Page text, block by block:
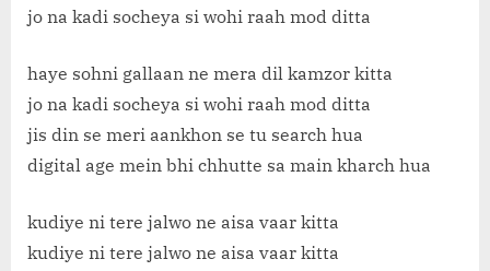
jo na kadi socheya si wohi raah mod ditta
haye sohni gallaan ne mera dil kamzor kitta
jo na kadi socheya si wohi raah mod ditta
jis din se meri aankhon se tu search hua
digital age mein bhi chhutte sa main kharch hua
kudiye ni tere jalwo ne aisa vaar kitta
kudiye ni tere jalwo ne aisa vaar kitta